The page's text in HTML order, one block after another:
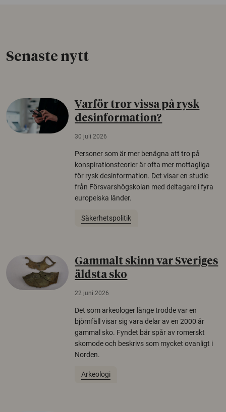
Senaste nytt
Varför tror vissa på rysk
desinformation?
30 juli 2026
Personer som är mer benägna att tro på
konspirationsteorier är ofta mer mottagliga
för rysk desinformation. Det visar en studie
från Försvarshögskolan med deltagare i fyra
europeiska länder.
Säkerhetspolitik
Gammalt skinn var Sveriges
äldsta sko
22 juni 2026
Det som arkeologer länge trodde var en
björnfäll visar sig vara delar av en 2000 år
gammal sko. Fyndet bär spår av romerskt
skomode och beskrivs som mycket ovanligt i
Norden.
Arkeologi